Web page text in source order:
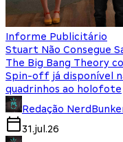
Informe Publicitário
Stuart Não Consegue
The Big Bang Theory
Spin-off já disponível
quadrinhos ao holofote
Redação
31.jul.26